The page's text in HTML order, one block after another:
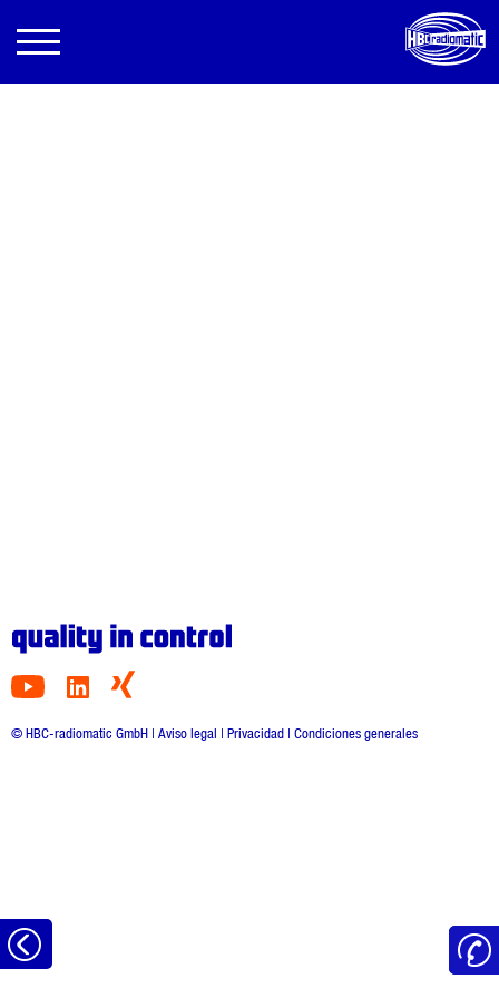
© HBC-radiomatic GmbH | Aviso legal | Privacidad | Condiciones generales